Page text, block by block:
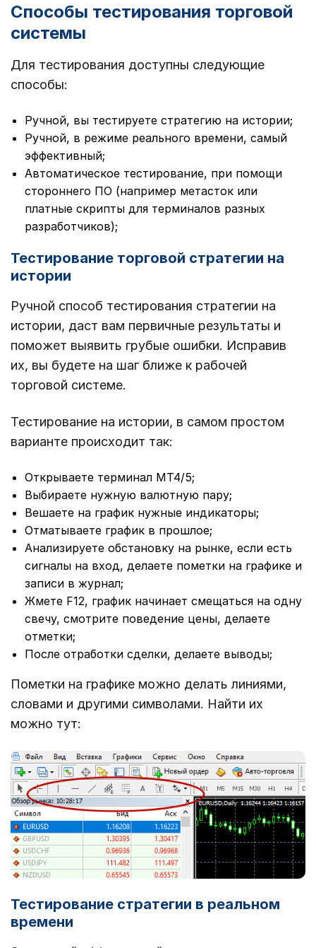
Способы тестирования торговой
системы
Для тестирования доступны следующие
способы:
Ручной, вы тестируете стратегию на истории;
Ручной, в режиме реального времени, самый
эффективный;
Автоматическое тестирование, при помощи
стороннего ПО (например метасток или
платные скрипты для терминалов разных
разработчиков);
Тестирование торговой стратегии на
истории
Ручной способ тестирования стратегии на
истории, даст вам первичные результаты и
поможет выявить грубые ошибки. Исправив
их, вы будете на шаг ближе к рабочей
торговой системе.
Тестирование на истории, в самом простом
варианте происходит так:
Открываете терминал МТ4/5;
Выбираете нужную валютную пару;
Вешаете на график нужные индикаторы;
Отматываете график в прошлое;
Анализируете обстановку на рынке, если есть
сигналы на вход, делаете пометки на графике и
записи в журнал;
Жмете F12, график начинает смещаться на одну
свечу, смотрите поведение цены, делаете
отметки;
После отработки сделки, делаете выводы;
Пометки на графике можно делать линиями,
словами и другими символами. Найти их
можно тут:
Тестирование стратегии в реальном
времени